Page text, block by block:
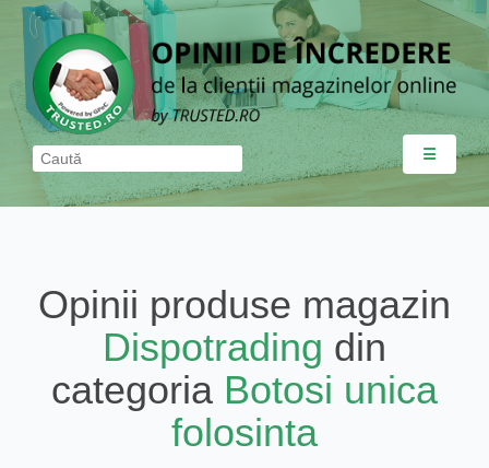
☰
Opinii produse magazin
Dispotrading din
categoria Botosi unica
folosinta